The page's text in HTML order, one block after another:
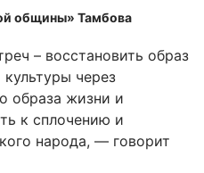
общины» Тамбова
– восстановить образ
через
образа жизни и
к сплочению и
народа, — говорит